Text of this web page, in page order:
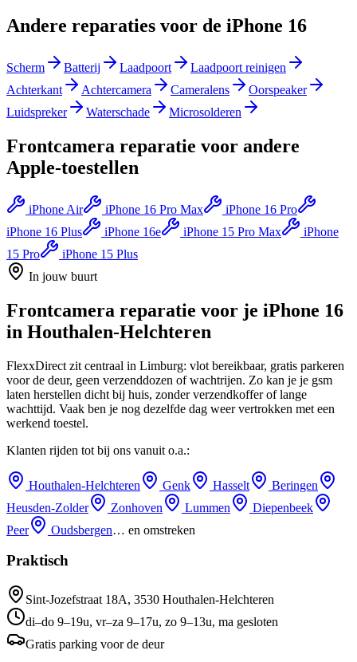
Andere reparaties voor de iPhone 16
Scherm Batterij Laadpoort
Laadpoort reinigen
Achterkant
Achtercamera Cameralens
Oorspeaker
Luidspreker
Waterschade Microsolderen
Frontcamera reparatie voor andere
Apple-toestellen
iPhone Air iPhone 16 Pro Max
iPhone 16 Pro
iPhone 16 Plus
iPhone 16e iPhone 15 Pro Max
iPhone
15 Pro
iPhone 15 Plus
In jouw buurt
Frontcamera reparatie voor je iPhone 16
in Houthalen-Helchteren
FlexxDirect zit centraal in Limburg: vlot bereikbaar, gratis parkeren
voor de deur, geen verzenddozen of wachtrijen. Zo kan je je gsm
laten herstellen dicht bij huis, zonder verzendkoffer of lange
wachttijd. Vaak ben je nog dezelfde dag weer vertrokken met een
werkend toestel.
Klanten rijden tot bij ons vanuit o.a.:
Houthalen-Helchteren Genk Hasselt
Beringen
Heusden-Zolder
Zonhoven Lummen
Diepenbeek
Peer
Oudsbergen… en omstreken
Praktisch
Sint-Jozefstraat 18A, 3530 Houthalen-Helchteren
di–do 9–19u, vr–za 9–17u, zo 9–13u, ma gesloten
Gratis parking voor de deur